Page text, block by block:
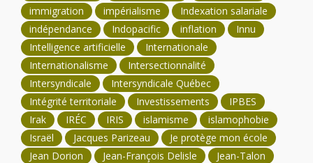
immigration
impérialisme
Indexation salariale
indépendance
Indopacific inflation
Innu
Intelligence artificielle
Internationale
Internationalisme
Intersectionnalité
Intersyndicale
Intersyndicale Québec
Intégrité territoriale
Investissements
IPBES
Irak
IRÉC IRIS islamisme
islamophobie
Israël
Jacques Parizeau
Je protège mon école
Jean Dorion
Jean-François Delisle
Jean-Talon